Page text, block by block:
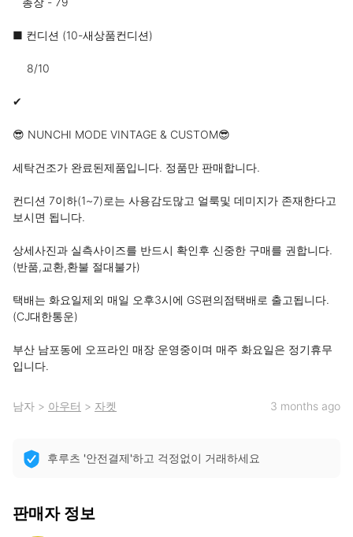
■ 컨디션 (10-새상품컨디션)
8/10
✔
😎 NUNCHI MODE VINTAGE & CUSTOM😎
세탁건조가 완료된제품입니다. 정품만 판매합니다.
컨디션 7이하(1~7)로는 사용감도많고 얼룩및 데미지가 존재한다고
보시면 됩니다.
상세사진과 실측사이즈를 반드시 확인후 신중한 구매를 권합니다.
(반품,교환,환불 절대불가)
택배는 화요일제외 매일 오후3시에 GS편의점택배로 출고됩니다.
(CJ대한통운)
부산 남포동에 오프라인 매장 운영중이며 매주 화요일은 정기휴무
입니다.
남자 > 아우터 > 자켓 3 months ago
후루츠 '안전결제'하고 걱정없이 거래하세요
판매자 정보